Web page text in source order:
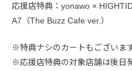
応援店特典：yonawo ×
A7（The Buzz Cafe ver.）
※特典ナシのカートもございま
※応援店特典の対象店舗は後日